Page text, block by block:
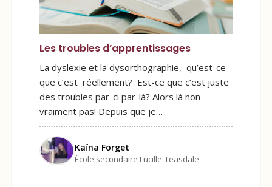
Les troubles d’apprentissages
La dyslexie et la dysorthographie, qu’est-ce
que c’est réellement? Est-ce que c’est juste
des troubles par-ci par-là? Alors là non
vraiment pas! Depuis que je…
Kaïna Forget
École secondaire Lucille-Teasdale